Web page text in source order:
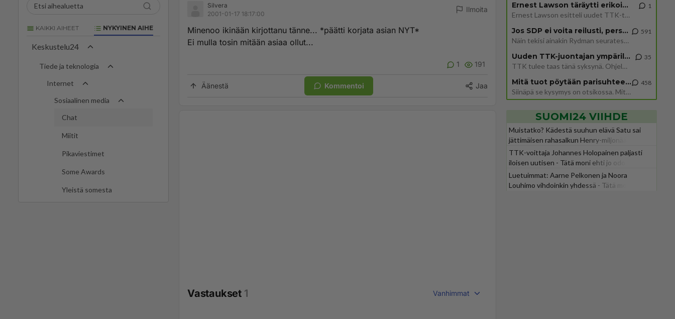
KAIKKI AIHEET NYKYINEN AIHE
Keskustelu24
Tiede ja teknologia
Internet
Sosiaalinen media
Chat
Miitit
Pikaviestimet
Some Awards
Yleistä somesta
Silvera
2001-01-17 18:17:00
Ilmoita
Minenoo ikinään kirjottanu tänne... *päätti korjata asian NYT*
Ei mulla tosin mitään asiaa ollut...
1 191
Äänestä Kommentoi Jaa
Vastaukset 1 Vanhimmat
Ernest Lawson täräytti erikoisen heiton TTK-lehdistötilaisuudessa: " Onko tässä tarkoituksena...?"
Ernest Lawson esitteli uudet TTK-tähtioppilaat ja opettajat torstaina 6.8. lehdistölle. Tulevalla kaudella on yksi hausk
1
Jos SDP ei voita reilusti, persut kumoavat demokratian Suomesta
Näin tekisi ainakin Rydman seuratessaan idolinsa Trumpin mallia https://www.is.fi/politiikka/art-2000012187244.html
591
Uuden TTK-juontajan ympärillä epätietoisuus sakenee - Nyt MTV hämmentää soppaa
TTK tulee taas tänä syksynä. Ohjelman uudet tähtioppilaat julkistetaan torstaina 6. elokuuta klo 14 alkavassa lehdistö
35
Mitä tuot pöytään parisuhteessa?
Siinäpä se kysymys on otsikossa. Mitäpä siis tuot/toisit pöytään parisuhteessa? Oletko mies vai nainen? Koetko sen mitä
458
SUOMI24 VIIHDE
Muistatko? Kädestä suuhun elävä Satu sai
jättimäisen rahasalkun Henry-miljonääriltä
TTK-voittaja Johannes Holopainen paljasti
iloisen uutisen - Tätä moni ehti jo odottaa
Luetuimmat: Aarne Pelkonen ja Noora
Louhimo vihdoinkin yhdessä - Tätä moni jo